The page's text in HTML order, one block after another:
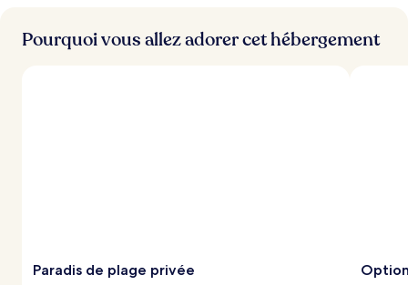
e
u
Pourquoi vous allez adorer cet hébergement
Paradis de plage privée